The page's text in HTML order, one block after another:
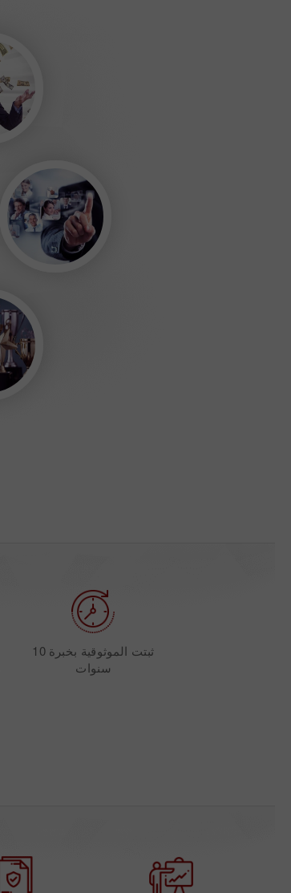
ثبتت الموثوقية بخبرة 10
سنوات